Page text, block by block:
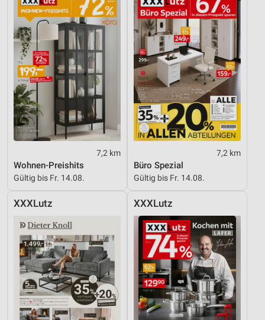
7,2 km
Wohnen-Preishits
Gültig bis Fr. 14.08.
7,2 km
Büro Spezial
Gültig bis Fr. 14.08.
XXXLutz XXXLutz